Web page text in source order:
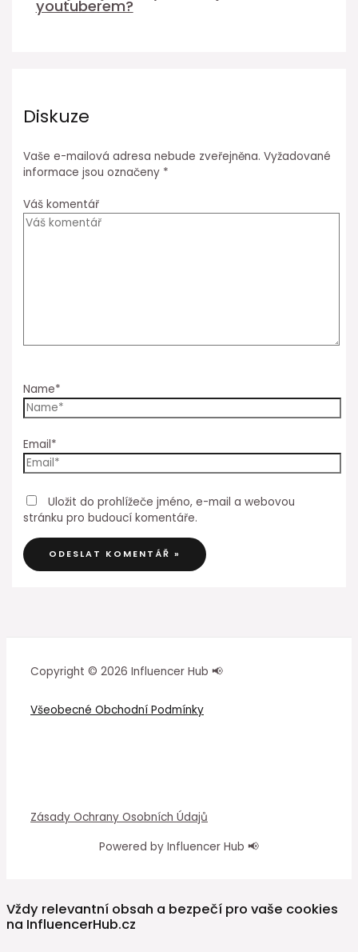
youtuberem?
Diskuze
Vaše e-mailová adresa nebude zveřejněna. Vyžadované
informace jsou označeny *
Váš komentář
Name*
Email*
Uložit do prohlížeče jméno, e-mail a webovou
stránku pro budoucí komentáře.
Copyright © 2026 Influencer Hub 📢
Všeobecné Obchodní Podmínky
Zásady Ochrany Osobních Údajů
Powered by Influencer Hub 📢
Vždy relevantní obsah a bezpečí pro vaše cookies
na InfluencerHub.cz